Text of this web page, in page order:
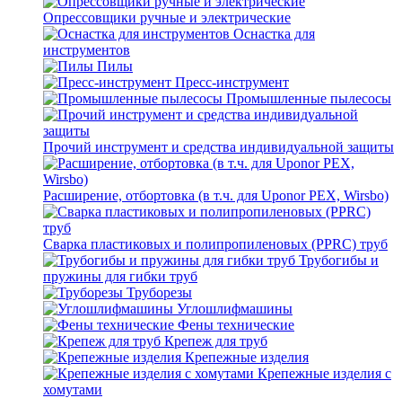
Опрессовщики ручные и электрические
Оснастка для
инструментов
Пилы
Пресс-инструмент
Промышленные пылесосы
Прочий инструмент и средства индивидуальной защиты
Расширение, отбортовка (в т.ч. для Uponor PEX, Wirsbo)
Сварка пластиковых и полипропиленовых (PPRC) труб
Трубогибы и
пружины для гибки труб
Труборезы
Углошлифмашины
Фены технические
Крепеж для труб
Крепежные изделия
Крепежные изделия с
хомутами